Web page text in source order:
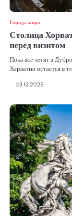
Города мира
Столица
перед визитом
Пока все летят в
Хорватии остается в
23.12.2025